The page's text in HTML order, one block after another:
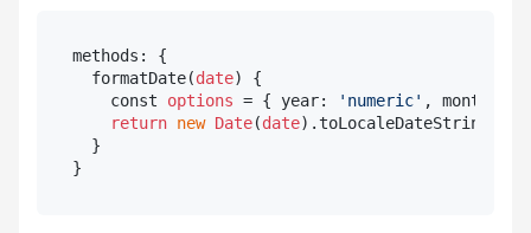
methods: {
  formatDate(
date) {
    const
options = { year: 'numeric' , month:
return new Date(date).toLocaleDateString(
  }